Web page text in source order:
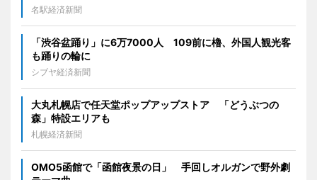
名駅経済新聞
「渋谷盆踊り」に6万7000人 109前に櫓、外国人観光客
も踊りの輪に
シブヤ経済新聞
大丸札幌店で任天堂ポップアップストア 「どうぶつの
森」特設エリアも
札幌経済新聞
OMO5函館で「函館夜景の日」 手回しオルガンで野外劇